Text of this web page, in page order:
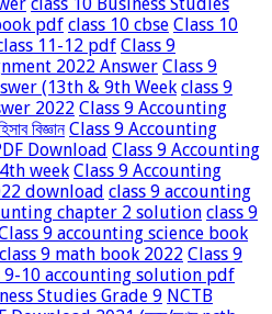
pdf class 10 cbse Class 10
11-12 pdf Class 9
2022 Answer Class 9
(13th & 9th Week class 9
2022 Class 9 Accounting
বিজ্ঞান Class 9 Accounting
Download Class 9 Accounting
week Class 9 Accounting
download class 9 accounting
chapter 2 solution class 9
9 accounting science book
class 9 math book 2022 Class 9
9-10 accounting solution pdf
Studies Grade 9 NCTB